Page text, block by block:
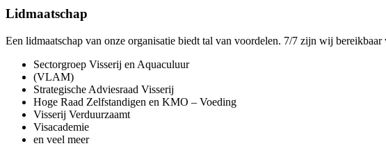
Lidmaatschap
Een lidmaatschap van onze organisatie biedt tal van voordelen. 7/7 zijn wij bereikbaar
Sectorgroep Visserij en Aquaculuur
(VLAM)
Strategische Adviesraad Visserij
Hoge Raad Zelfstandigen en KMO – Voeding
Visserij Verduurzaamt
Visacademie
en veel meer